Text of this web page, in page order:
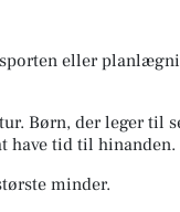
eller
Børn, der leger til
have tid til hinanden.
minder.